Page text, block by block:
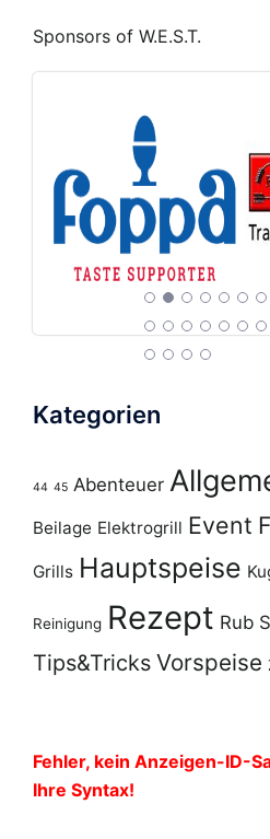
Sponsors of W.E.S.T.
Kategorien
44 45 Abenteuer
Beilage Elektrogrill Event
Grills Hauptspeise
Reinigung Rezept Rub
Tips&Tricks Vorspeise
Fehler, kein Anzeigen-ID-
Ihre Syntax!